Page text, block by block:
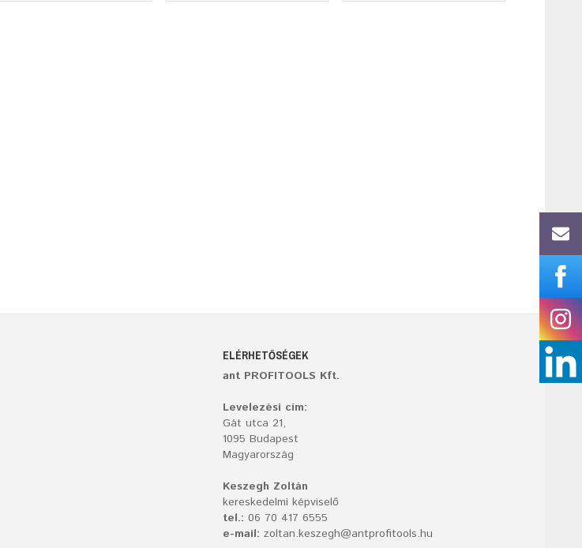
ELÉRHETŐSÉGEK
ant PROFITOOLS Kft.
Levelezési cím:
Gát utca 21,
1095 Budapest
Magyarország
Keszegh Zoltán
kereskedelmi képviselő
tel.: 06 70 417 6555
e-mail: zoltan.keszegh@antprofitools.hu